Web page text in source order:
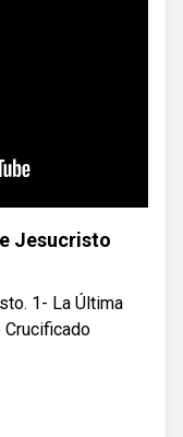
Jesucristo
1- La Última
Crucificado